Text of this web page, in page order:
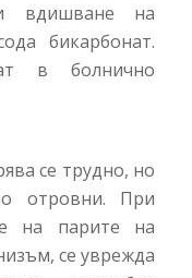
вдишване на
бикарбонат.
в болнично
се трудно, но
отровни. При
на парите на
се уврежда